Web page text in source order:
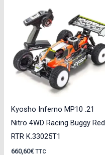
Kyosho Inferno MP10 .21
Nitro 4WD Racing Buggy Red
RTR K.33025T1
660,60€ TTC